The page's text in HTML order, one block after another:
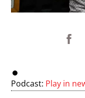
Podcast: Play in